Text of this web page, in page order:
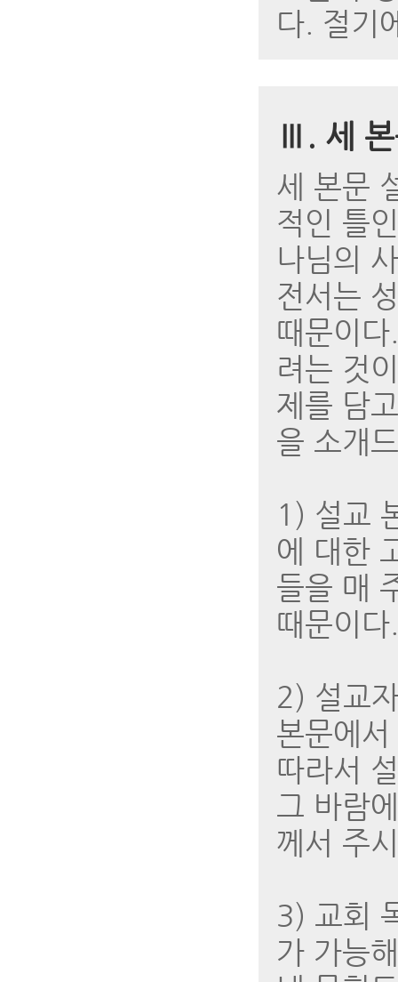
다. 절기
Ⅲ. 세 본
세 본문
적인 틀
나님의
전서는
때문이
려는 것
제를 담
을 소개
1) 설교
에 대한
들을 매
때문이다.
2) 설교
본문에
따라서
그 바람
께서 주
3) 교회
가 가능